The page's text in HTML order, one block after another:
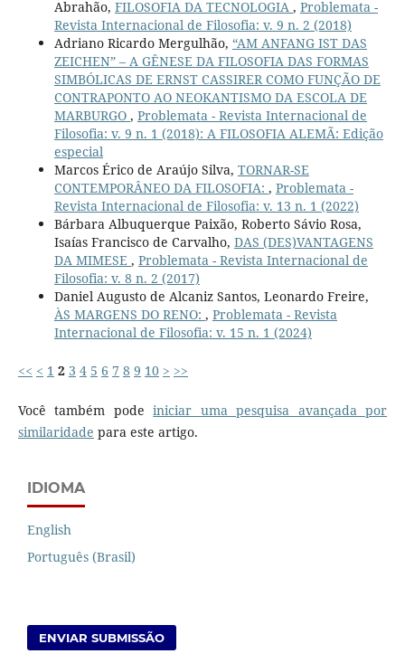
Abrahão, FILOSOFIA DA TECNOLOGIA , Problemata -
Revista Internacional de Filosofia: v. 9 n. 2 (2018)
Adriano Ricardo Mergulhão, “AM ANFANG IST DAS
ZEICHEN” – A GÊNESE DA FILOSOFIA DAS FORMAS
SIMBÓLICAS DE ERNST CASSIRER COMO FUNÇÃO DE
CONTRAPONTO AO NEOKANTISMO DA ESCOLA DE
MARBURGO , Problemata - Revista Internacional de
Filosofia: v. 9 n. 1 (2018): A FILOSOFIA ALEMÃ: Edição
especial
Marcos Érico de Araújo Silva, TORNAR-SE
CONTEMPORÂNEO DA FILOSOFIA: , Problemata -
Revista Internacional de Filosofia: v. 13 n. 1 (2022)
Bárbara Albuquerque Paixão, Roberto Sávio Rosa,
Isaías Francisco de Carvalho, DAS (DES)VANTAGENS
DA MIMESE , Problemata - Revista Internacional de
Filosofia: v. 8 n. 2 (2017)
Daniel Augusto de Alcaniz Santos, Leonardo Freire,
ÀS MARGENS DO RENO: , Problemata - Revista
Internacional de Filosofia: v. 15 n. 1 (2024)
<< < 1 2 3 4 5 6 7 8 9 10 > >>
Você também podeiniciar uma pesquisa avançada por
similaridade para este artigo.
IDIOMA
English
Português (Brasil)
ENVIAR SUBMISSÃO